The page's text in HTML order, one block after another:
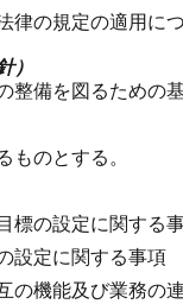
の規定の適用に
）
整備を図るため
のとする。
標の設定に関する
設定に関する事項
の機能及び業務の